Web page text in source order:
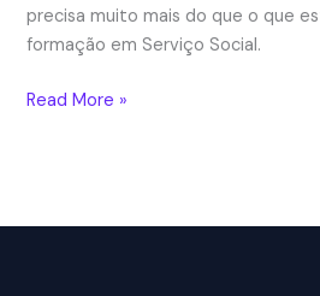
precisa muito mais do que o que
formação em Serviço Social.
20
Read More »